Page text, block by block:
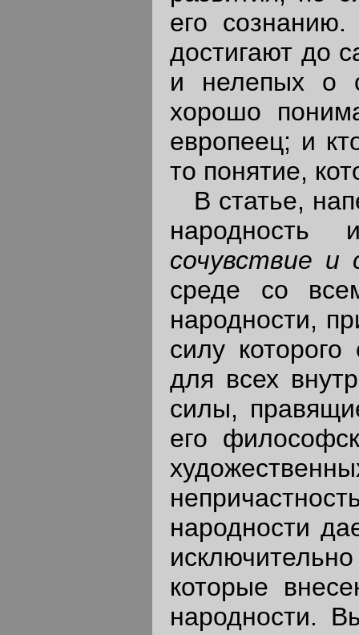
его
достигают до
и нелепых о
хорошо
европеец; и
то понятие,
В статье,
народность
сочувствие и
среде со
народности,
силу
для всех
силы,
его
народности
которые
народности.